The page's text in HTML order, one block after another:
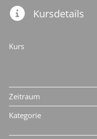
Kursdetails
Kurs
Zeitraum
Kategorie